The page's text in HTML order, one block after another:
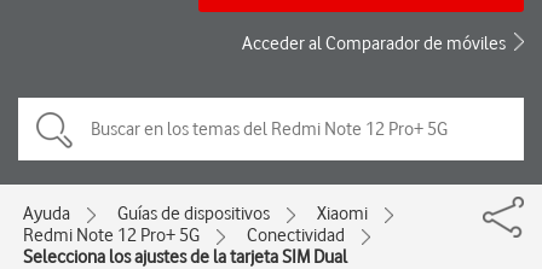
Acceder al Comparador de móviles
Ayuda Guías de dispositivos
Xiaomi
Redmi Note 12 Pro+ 5G
Conectividad
Selecciona los ajustes de la tarjeta SIM Dual